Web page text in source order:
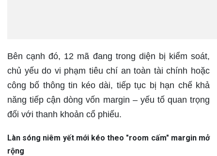
Bên cạnh đó, 12 mã đang trong diện bị kiểm soát,
chủ yếu do vi phạm tiêu chí an toàn tài chính hoặc
công bố thông tin kéo dài, tiếp tục bị hạn chế khả
năng tiếp cận dòng vốn margin – yếu tố quan trọng
đối với thanh khoản cổ phiếu.
Làn sóng niêm yết mới kéo theo "room cấm" margin mở
rộng